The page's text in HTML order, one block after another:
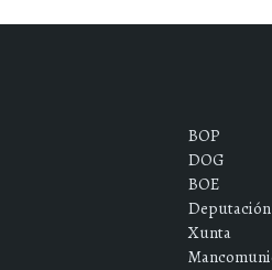
BOP
DOG
BOE
Deputación
Xunta